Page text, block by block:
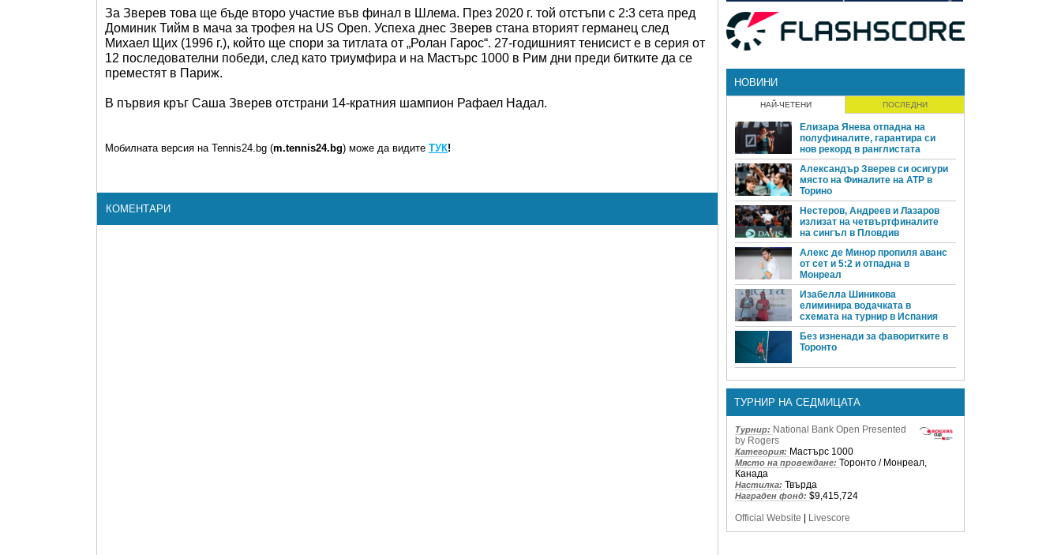
За Зверев това ще бъде второ участие във финал в Шлема. През 2020 г. той отстъпи с 2:3 сета пред
Доминик Тийм в мача за трофея на US Open. Успеха днес Зверев стана вторият германец след
Михаел Щих (1996 г.), който ще спори за титлата от „Ролан Гарос“. 27-годишният тенисист е в серия от
12 последователни победи, след като триумфира и на Мастърс 1000 в Рим дни преди битките да се
преместят в Париж.
В първия кръг Саша Зверев отстрани 14-кратния шампион Рафаел Надал.
Мобилната версия на Tennis24.bg (m.tennis24.bg) може да видите ТУК!
КОМЕНТАРИ
НОВИНИ
НАЙ-ЧЕТЕНИ ПОСЛЕДНИ
Елизара Янева отпадна на
полуфиналите, гарантира си
нов рекорд в ранглистата
Александър Зверев си осигури
място на Финалите на ATP в
Торино
Нестеров, Андреев и Лазаров
излизат на четвъртфиналите
на сингъл в Пловдив
Алекс де Минор пропиля аванс
от сет и 5:2 и отпадна в
Монреал
Изабелла Шиникова
елиминира водачката в
схемата на турнир в Испания
Без изненади за фаворитките в
Торонто
ТУРНИР НА СЕДМИЦАТА
Турнир: National Bank Open Presented
by Rogers
Категория: Мастърс 1000
Място на провеждане: Торонто / Монреал,
Канада
Настилка: Твърда
Награден фонд: $9,415,724
Official Website | Livescore